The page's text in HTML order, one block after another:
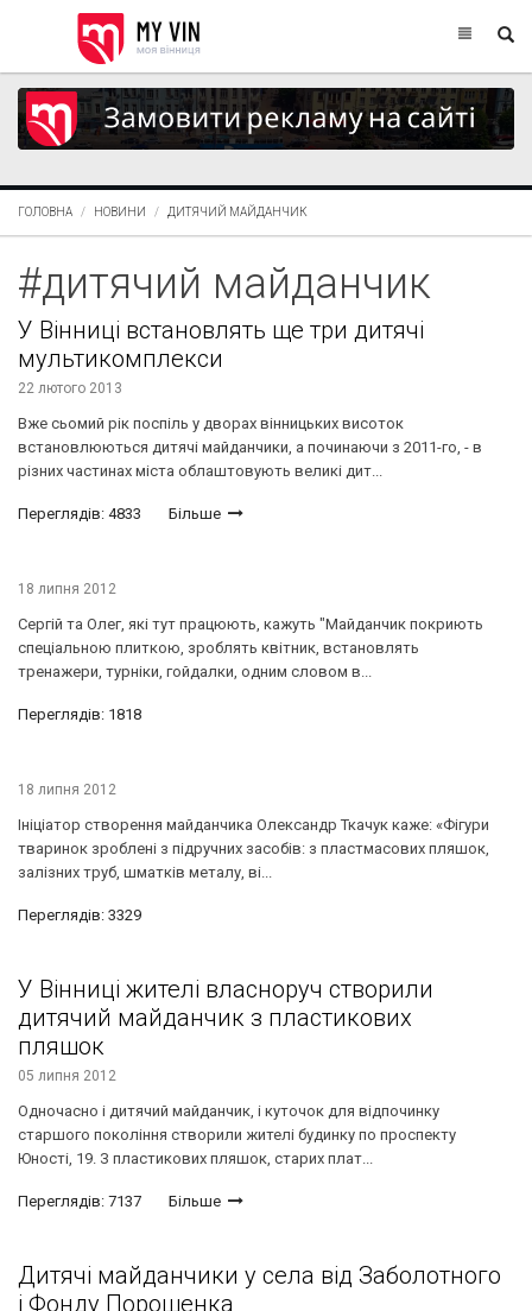
ГОЛОВНА НОВИНИ ДИТЯЧИЙ МАЙДАНЧИК
#дитячий майданчик
У Вінниці встановлять ще три дитячі
мультикомплекси
22 лютого 2013
Вже сьомий рік поспіль у дворах вінницьких висоток
встановлюються дитячі майданчики, а починаючи з 2011-го, - в
різних частинах міста облаштовують великі дит...
Переглядів: 4833 Більше
18 липня 2012
Сергій та Олег, які тут працюють, кажуть "Майданчик покриють
спеціальною плиткою, зроблять квітник, встановлять
тренажери, турніки, гойдалки, одним словом в...
Переглядів: 1818
18 липня 2012
Ініціатор створення майданчика Олександр Ткачук каже: «Фігури
тваринок зроблені з підручних засобів: з пластмасових пляшок,
залізних труб, шматків металу, ві...
Переглядів: 3329
У Вінниці жителі власноруч створили
дитячий майданчик з пластикових
пляшок
05 липня 2012
Одночасно і дитячий майданчик, і куточок для відпочинку
старшого покоління створили жителі будинку по проспекту
Юності, 19. З пластикових пляшок, старих плат...
Переглядів: 7137 Більше
Дитячі майданчики у села від Заболотного
і Фонду Порошенка